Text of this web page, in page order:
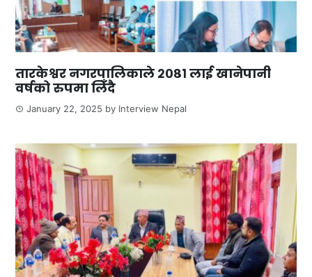
तारकेश्वर नगरपालिकाले २०८१ लाई खानेपानी
वर्षको रुपमा लिँदै
January 22, 2025 by Interview Nepal